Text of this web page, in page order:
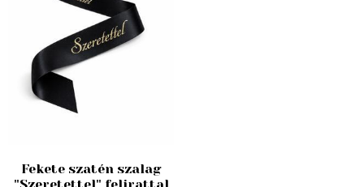
Fekete szatén szalag